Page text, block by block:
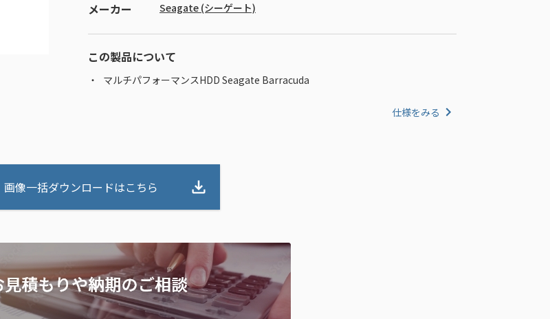
メーカー Seagate (シーゲート)
この製品について
マルチパフォーマンスHDD Seagate Barracuda
仕様をみる
画像一括ダウンロードはこちら